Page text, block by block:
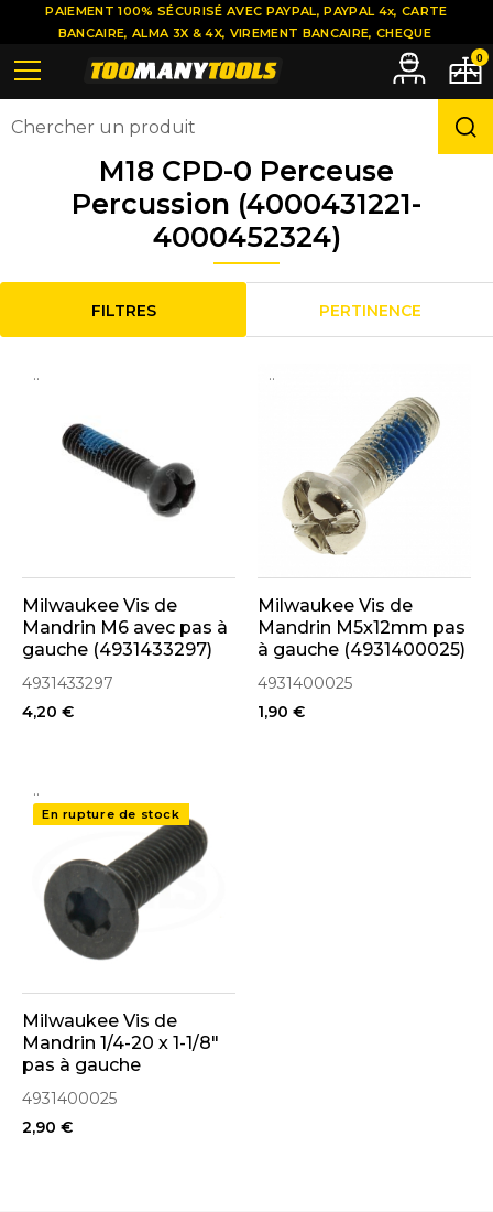
M18 CPD-0 Perceuse
Percussion (4000431221-
4000452324)
FILTRES PERTINENCE
..
Milwaukee Vis de
Mandrin M6 avec pas à
gauche (4931433297)
4931433297
4,20 €
..
Milwaukee Vis de
Mandrin M5x12mm pas
à gauche (4931400025)
4931400025
1,90 €
..
En rupture de stock
Milwaukee Vis de
Mandrin 1/4-20 x 1-1/8"
pas à gauche
(4931400025)
4931400025
2,90 €
PAIEMENT 100% SÉCURISÉ AVEC PAYPAL, PAYPAL 4x, CARTE
BANCAIRE, ALMA 3X & 4X, VIREMENT BANCAIRE, CHEQUE
0